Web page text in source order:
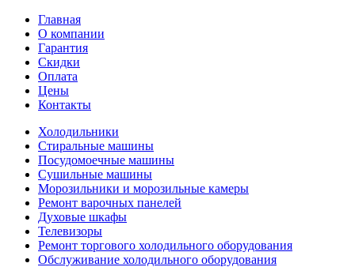
Главная
О компании
Гарантия
Скидки
Оплата
Цены
Контакты
Холодильники
Стиральные машины
Посудомоечные машины
Сушильные машины
Морозильники и морозильные камеры
Ремонт варочных панелей
Духовые шкафы
Телевизоры
Ремонт торгового холодильного оборудования
Обслуживание холодильного оборудования